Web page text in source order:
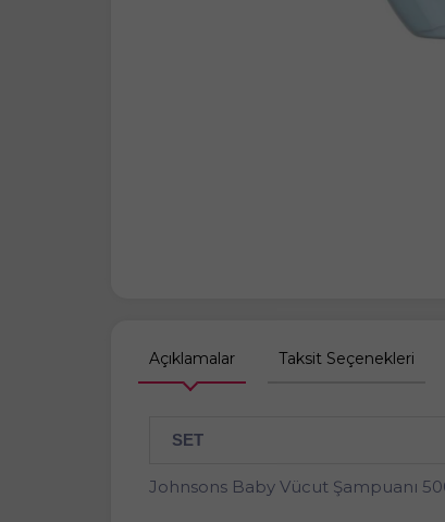
Açıklamalar Taksit Seçenekleri
SET
Johnsons Baby Vücut Şampuanı